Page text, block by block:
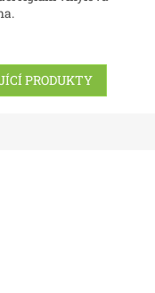
PRODUKTY